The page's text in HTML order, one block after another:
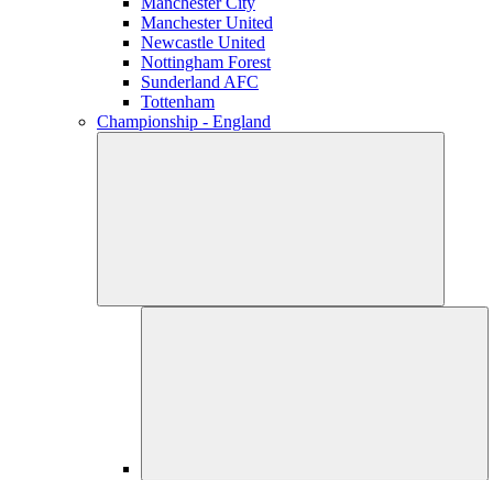
Manchester United
Newcastle United
Nottingham Forest
Sunderland AFC
Tottenham
Championship - England